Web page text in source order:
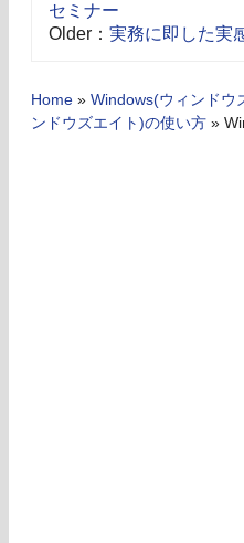
セミナー
Older： 実務に即した実
Home » Windows(ウィンドウ
ンドウズエイト)の使い方 »